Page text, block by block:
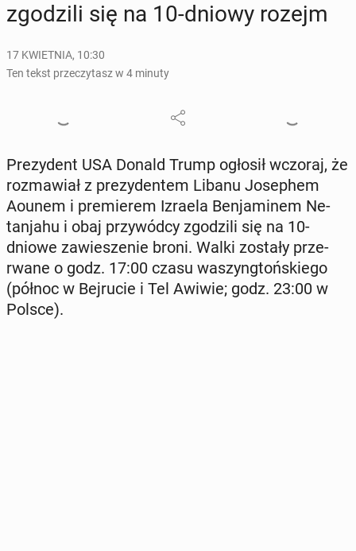
zgo­dzi­li się na 10-dniowy rozejm
17 KWIETNIA, 10:30
Ten tekst przeczytasz w 4 minuty
Pre­zy­dent USA Donald Trump ogłosił wczoraj, że
roz­ma­wiał z pre­zy­den­tem Libanu Jo­se­phem
Aounem i pre­mie­rem Izraela Ben­ja­mi­nem Ne­
tan­ja­hu i obaj przy­wód­cy zgo­dzi­li się na 10-
dniowe za­wie­sze­nie broni. Walki zostały prze­
rwa­ne o godz. 17:00 czasu wa­szyng­toń­skie­go
(północ w Bej­ru­cie i Tel Awiwie; godz. 23:00 w
Polsce).